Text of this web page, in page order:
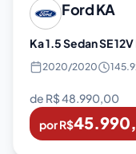
FordKA
Ka 1.5 Sedan SE
2020/2020
de R$48.990,00
por R$